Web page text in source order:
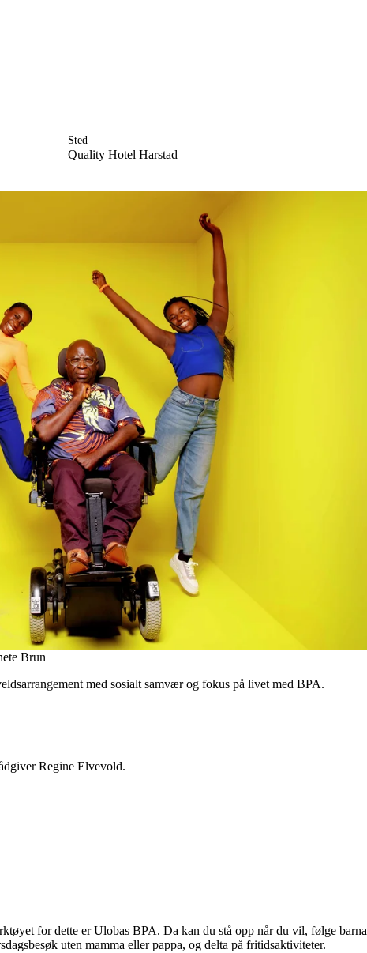
Sted
Quality Hotel Harstad
Brun
med sosialt samvær og fokus på livet med BPA.
Regine Elvevold.
for dette er Ulobas BPA. Da kan du stå opp når du vil, følge barna
uten mamma eller pappa, og delta på fritidsaktiviteter.